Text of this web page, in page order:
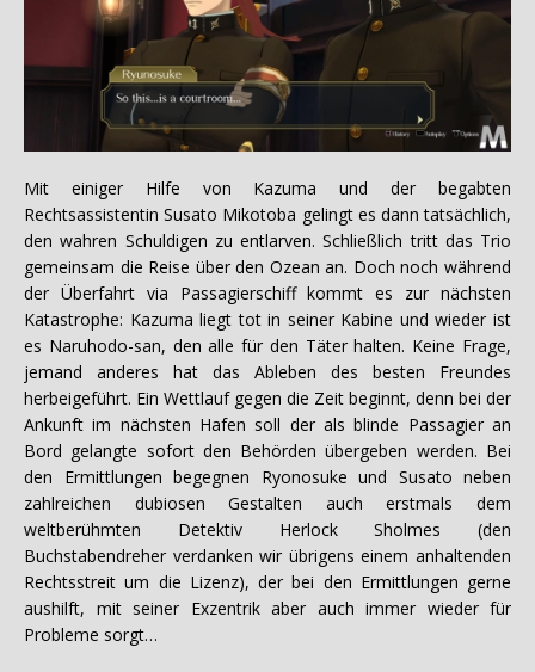
Mit einiger Hilfe von Kazuma und der begabten
Rechtsassistentin Susato Mikotoba gelingt es dann tatsächlich,
den wahren Schuldigen zu entlarven. Schließlich tritt das Trio
gemeinsam die Reise über den Ozean an. Doch noch während
der Überfahrt via Passagierschiff kommt es zur nächsten
Katastrophe: Kazuma liegt tot in seiner Kabine und wieder ist
es Naruhodo-san, den alle für den Täter halten. Keine Frage,
jemand anderes hat das Ableben des besten Freundes
herbeigeführt. Ein Wettlauf gegen die Zeit beginnt, denn bei der
Ankunft im nächsten Hafen soll der als blinde Passagier an
Bord gelangte sofort den Behörden übergeben werden. Bei
den Ermittlungen begegnen Ryonosuke und Susato neben
zahlreichen dubiosen Gestalten auch erstmals dem
weltberühmten Detektiv Herlock Sholmes (den
Buchstabendreher verdanken wir übrigens einem anhaltenden
Rechtsstreit um die Lizenz), der bei den Ermittlungen gerne
aushilft, mit seiner Exzentrik aber auch immer wieder für
Probleme sorgt…